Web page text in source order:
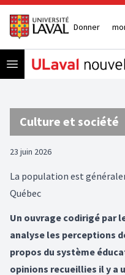
Donner
Open menu
Culture et société
23 juin 2026
La population est
Québec
Un ouvrage codirigé par
analyse les perceptions
propos du système
opinions recueillies il y a